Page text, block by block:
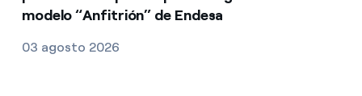
modelo “Anfitrión” de Endesa
03 agosto 2026